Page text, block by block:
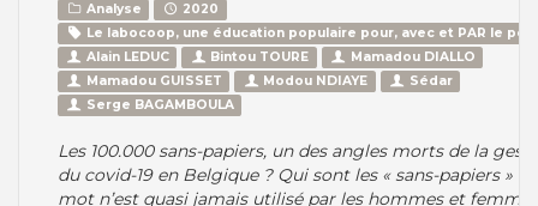
Analyse
2020
Le labocoop, une éducation populaire pour, avec et PAR le
Alain LEDUC
Bintou TOURE
Mamadou DIALLO
Mamadou GUISSET
Modou NDIAYE
Sédar
Serge BAGAMBOULA
Les 100.000 sans-papiers, un des angles morts de la
du covid-19 en Belgique ? Qui sont les « sans-papiers » ?
mot n’est quasi jamais utilisé par les hommes et femmes